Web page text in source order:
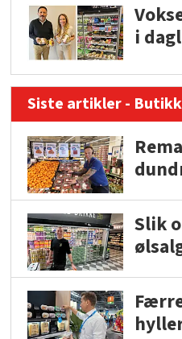
i
Siste artikler -
Slik